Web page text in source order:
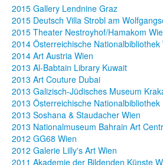
2015 Gallery Lendnine Graz
2015 Deutsch Villa Strobl am
2015 Theater Nestroyhof/Hamakom
2014 Österreichische Nationalbibliothek
2014 Art Austria Wien
2013 Al-Babtain Library Kuwait
2013 Art Couture Dubai
2013 Galizisch-Jüdisches Museum
2013 Österreichische Nationalbibliothek
2013 Soshana & Staudacher Wien
2013 Nationalmuseum Bahrain Art
2012 GG68 Wien
2012 Galerie Lilly's Art Wien
2011 Akademie der Bildenden Künste